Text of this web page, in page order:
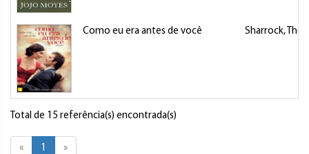
Como eu era antes de você Sharrock, Thea
Total de 15 referência(s) encontrada(s)
« 1 »